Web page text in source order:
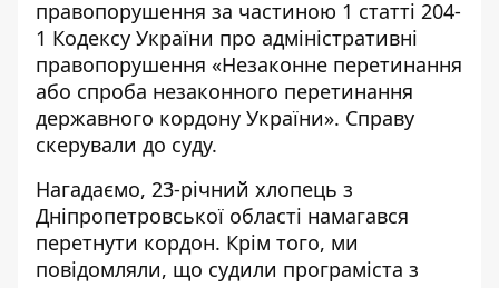
правопорушення за частиною 1 статті 204-
1 Кодексу України про адміністративні
правопорушення «Незаконне перетинання
або спроба незаконного перетинання
державного кордону України». Справу
скерували до суду.
Нагадаємо, 23-річний хлопець з
Дніпропетровської області намагався
перетнути кордон. Крім того, ми
повідомляли, що судили програміста з